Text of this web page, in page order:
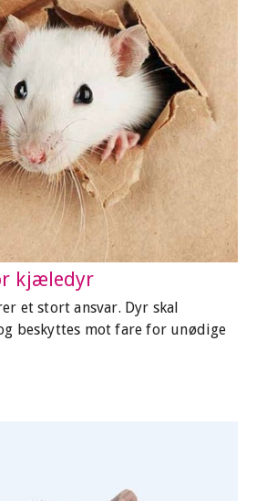
kjæledyr
et stort ansvar. Dyr skal
beskyttes mot fare for unødige